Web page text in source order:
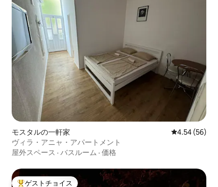
モスタルの一軒家 レビュー56
4.54 (56)
ヴィラ・アニャ・アパートメント
屋外スペース · バスルーム · 価格
ゲストチョイス